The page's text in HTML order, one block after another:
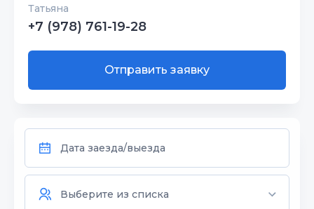
Татьяна
+7 (978) 761-19-28
Отправить заявку